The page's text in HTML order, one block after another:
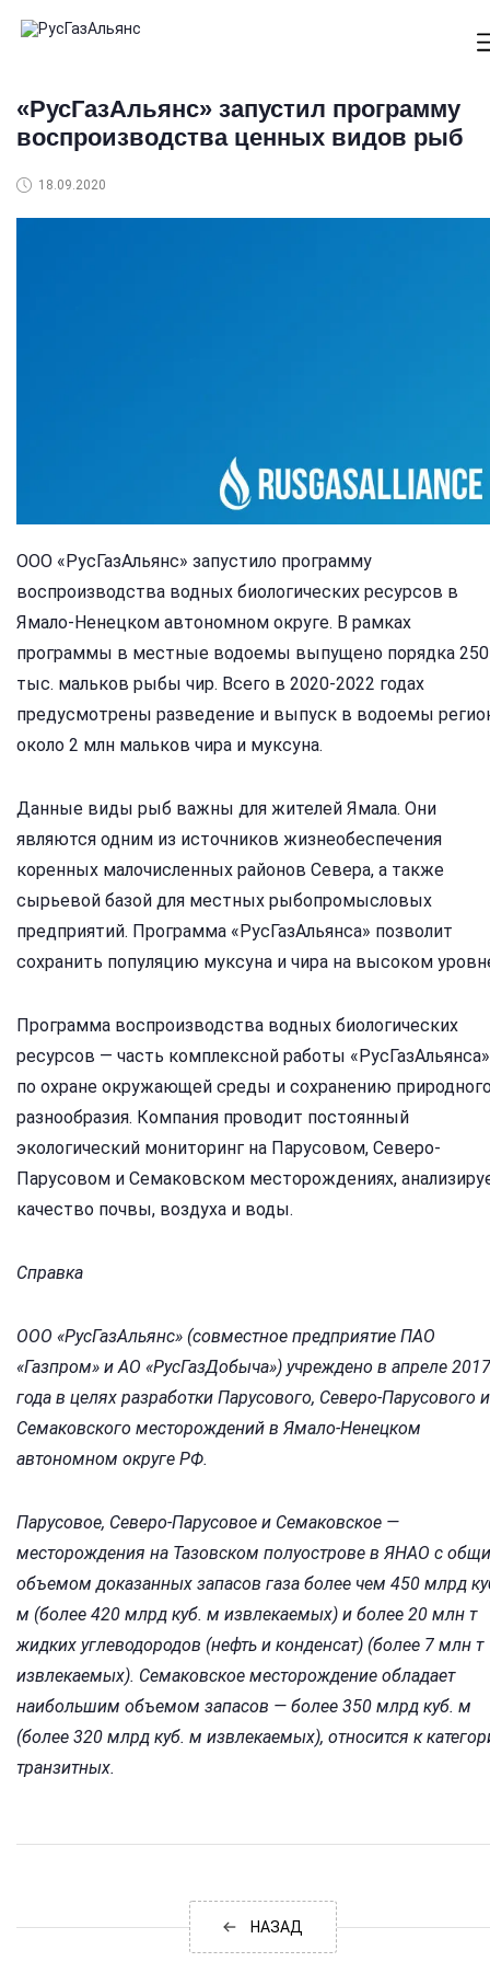
«РусГазАльянс» запустил программу
воспроизводства ценных видов рыб
18.09.2020
ООО «РусГазАльянс» запустило программу
воспроизводства водных биологических ресурсов в
Ямало-Ненецком автономном округе. В рамках
программы в местные водоемы выпущено порядка 250
тыс. мальков рыбы чир. Всего в 2020-2022 годах
предусмотрены разведение и выпуск в водоемы
около 2 млн мальков чира и муксуна.
Данные виды рыб важны для жителей Ямала. Они
являются одним из источников жизнеобеспечения
коренных малочисленных районов Севера, а также
сырьевой базой для местных рыбопромысловых
предприятий. Программа «РусГазАльянса» позволит
сохранить популяцию муксуна и чира на высоком
Программа воспроизводства водных биологических
ресурсов — часть комплексной работы «РусГазАльянса»
по охране окружающей среды и сохранению
разнообразия. Компания проводит постоянный
экологический мониторинг на Парусовом, Северо-
Парусовом и Семаковском месторождениях,
качество почвы, воздуха и воды.
Справка
ООО «РуcГазАльянс» (совместное предприятие ПАО
«Газпром» и АО «РусГазДобыча») учреждено в апреле 2017
года в целях разработки Парусового, Северо-Парусового и
Семаковского месторождений в Ямало-Ненецком
автономном округе РФ.
Парусовое, Северо-Парусовое и Семаковское —
месторождения на Тазовском полуострове в ЯНАО с
объемом доказанных запасов газа более чем 450 млрд
м (более 420 млрд куб. м извлекаемых) и более 20 млн т
жидких углеводородов (нефть и конденсат) (более 7 млн т
извлекаемых). Семаковское месторождение обладает
наибольшим объемом запасов — более 350 млрд куб. м
(более 320 млрд куб. м извлекаемых), относится к
транзитных.
НАЗАД